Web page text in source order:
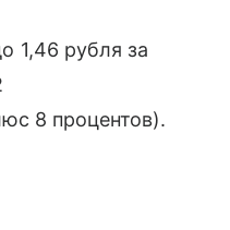
1,46 рубля за
8 процентов).